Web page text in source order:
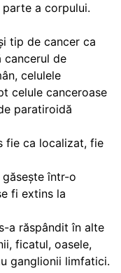
a corpului.
tip de cancer ca
cancerul de
celulele
celule canceroase
paratiroidă
fie ca localizat, fie
într-o
fi extins la
a răspândit în alte
ficatul, oasele,
ganglionii limfatici.